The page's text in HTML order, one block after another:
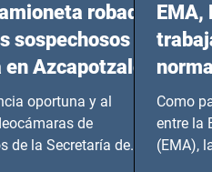
robada
sospechosos
Azcapotzalco
oportuna y al
de
de la Secretaría de
EMA,
Como
entre la
(EMA),